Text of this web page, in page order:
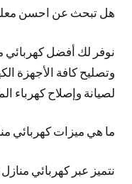
هل تبحث عن احسن معلم
نوفر لك أفضل كهربائي
وتصليح كافة الأجهزة
لصيانة وإصلاح كهرباء
ما هي ميزات كهربائي
نتميز عبر كهربائي